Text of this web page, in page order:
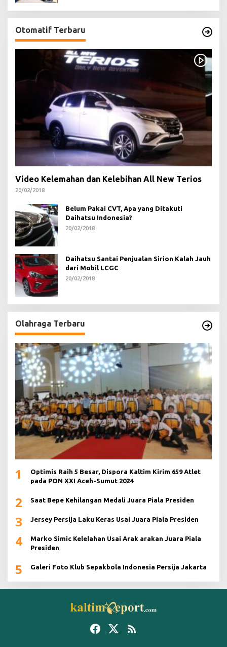
Otomatif Terbaru
Video Kelemahan dan Kelebihan All New Terios
20/02/2018
Belum Pakai CVT, Apa yang Ditakuti
Daihatsu Indonesia?
20/02/2018
Daihatsu Santai Penjualan Sirion Kalah Jauh
dari Mobil LCGC
20/02/2018
Olahraga Terbaru
1
Optimis Raih 5 Besar, Dispora Kaltim Kirim 659 Atlet
pada PON XXI Aceh-Sumut 2024
2 Saat Bepe Kehilangan Medali Juara Piala Presiden
3 Jersey Persija Laku Keras Usai Juara Piala Presiden
4
Marko Simic Kelelahan Usai Arak arakan Juara Piala
Presiden
5 Galeri Foto Klub Sepakbola Indonesia Persija Jakarta